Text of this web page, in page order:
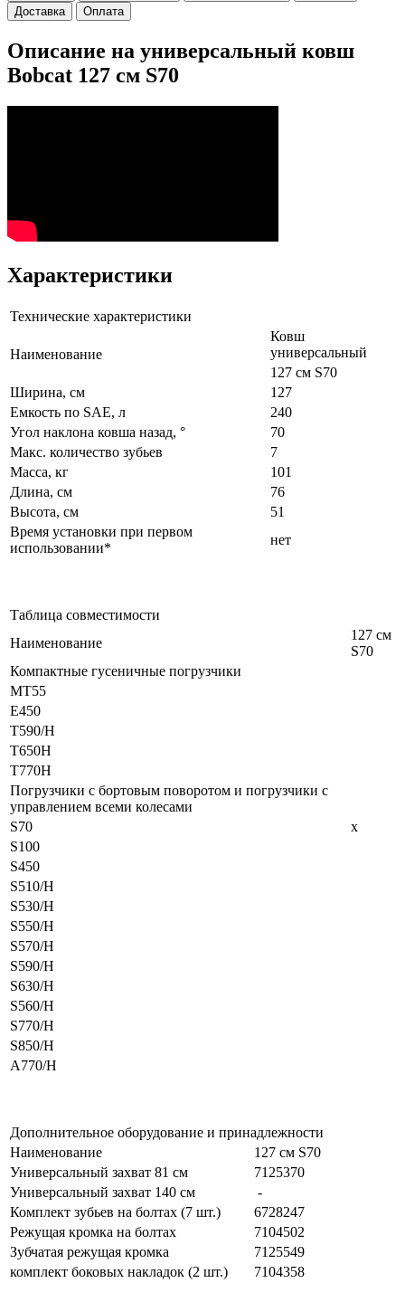
Доставка
Оплата
Описание на универсальный ковш
Bobcat 127 см S70
Характеристики
Технические характеристики
Наименование
Ковш
универсальный
127 см S70
Ширина, см
127
Емкость по SAE, л
240
Угол наклона ковша назад, °
70
Макс. количество зубьев
7
Масса, кг
101
Длина, см
76
Высота, см
51
Время установки при первом
использовании*
нет
Таблица совместимости
Наименование
127 см
S70
Компактные гусеничные погрузчики
МТ55
Е450
T590/H
T650H
T770H
Погрузчики с бортовым поворотом и погрузчики с
управлением всеми колесами
S70
x
S100
S450
S510/H
S530/H
S550/H
S570/H
S590/H
S630/H
S560/H
S770/H
S850/H
A770/H
Дополнительное оборудование и принадлежности
Наименование
127 см S70
Универсальный захват 81 см
7125370
Универсальный захват 140 см
-
Комплект зубьев на болтах (7 шт.)
6728247
Режущая кромка на болтах
7104502
Зубчатая режущая кромка
7125549
комплект боковых накладок (2 шт.)
7104358